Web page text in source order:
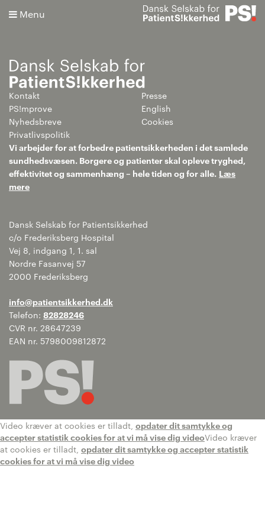
Menu
Søg
Avanceret søgning
Kontakt
Presse
PS!mprove
English
Nyhedsbreve
Cookies
Privatlivspolitik
Vi arbejder for at forbedre patientsikkerheden i det samlede
sundhedsvæsen. Borgere og patienter skal opleve tryghed,
effektivitet og sammenhæng – hele tiden og for alle. Læs
mere
Dansk Selskab for Patientsikkerhed
c/o Frederiksberg Hospital
Vej 8, indgang 1, 1. sal
Nordre Fasanvej 57
2000 Frederiksberg
info@patientsikkerhed.dk
Telefon: 82828246
CVR nr. 28647239
EAN nr. 5798009812872
Video kræver at cookies er tilladt, opdater dit samtykke og
accepter statistik cookies for at vi må vise dig videoVideo kræver
at cookies er tilladt, opdater dit samtykke og accepter statistik
cookies for at vi må vise dig video